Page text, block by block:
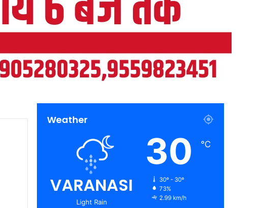
Weather
VARANASI
Light Rain
30 ℃
30º - 30º
73%
2.99 km/h